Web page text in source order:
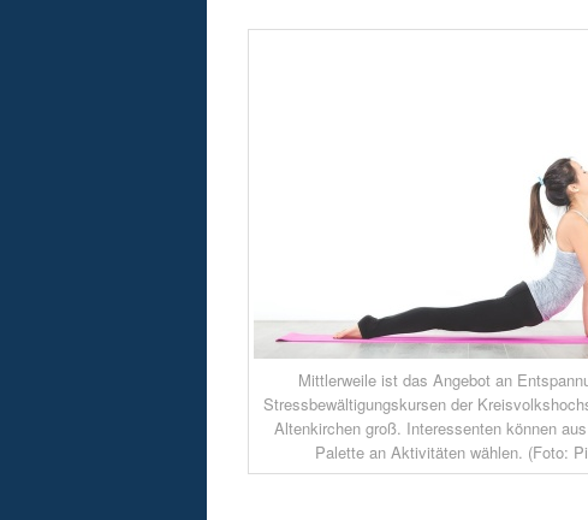
Mittlerweile ist das Angebot an
Stressbewältigungskursen der
Altenkirchen groß. Interessenten können
Palette an Aktivitäten wählen. (Foto: